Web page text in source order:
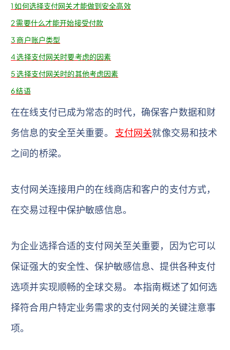
1如何选择支付网关才能做到安全高效
2需要什么才能开始接受付款
3商户账户类型
4选择支付网关时要考虑的因素
5选择支付网关时的其他考虑因素
6结语
在在线支付已成为常态的时代，确保客户数据和财
务信息的安全至关重要。 支付网关就像交易和技术
之间的桥梁。
支付网关连接用户的在线商店和客户的支付方式，
在交易过程中保护敏感信息。
为企业选择合适的支付网关至关重要，因为它可以
保证强大的安全性、保护敏感信息、提供各种支付
选项并实现顺畅的全球交易。 本指南概述了如何选
择符合用户特定业务需求的支付网关的关键注意事
项。